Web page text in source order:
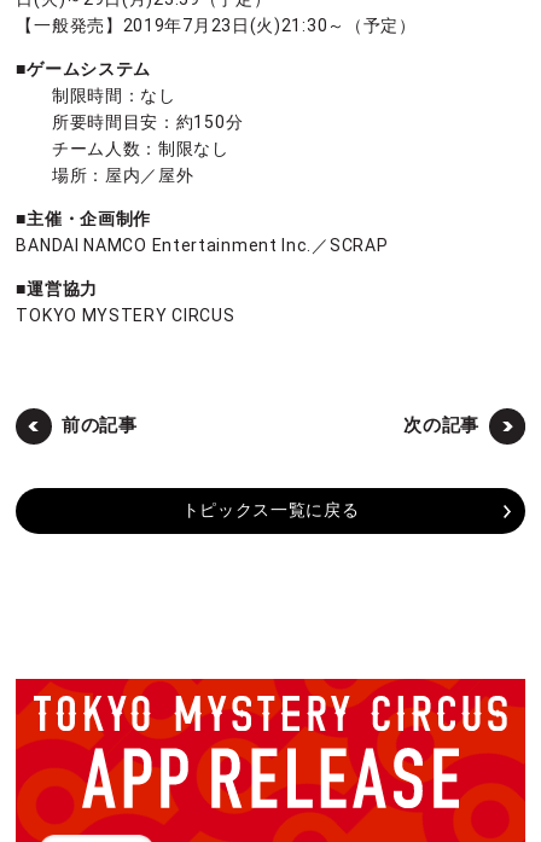
【一般発売】2019年7月23日(火)21:30～（予定）
■ゲームシステム
制限時間：なし
所要時間目安：約150分
チーム人数：制限なし
場所：屋内／屋外
■主催・企画制作
BANDAI NAMCO Entertainment Inc.／SCRAP
■運営協力
TOKYO MYSTERY CIRCUS
前の記事 次の記事
トピックス一覧に戻る